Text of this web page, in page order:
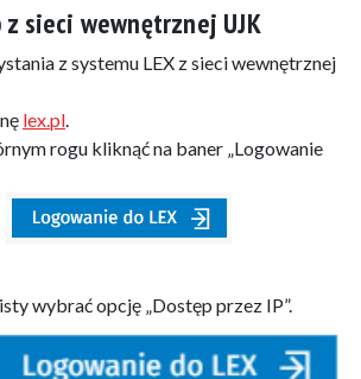
z sieci wewnętrznej UJK
z systemu LEX z sieci wewnętrznej
lex.pl.
rogu kliknąć na baner „Logowanie
wybrać opcję „Dostęp przez IP”.